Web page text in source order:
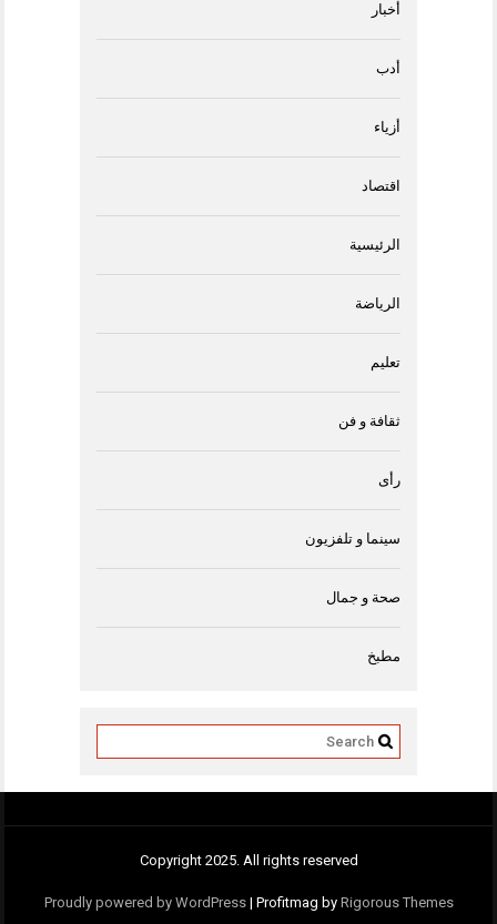
أخبار
أدب
أزياء
اقتصاد
الرئيسية
الرياضة
تعليم
ثقافة و فن
رأى
سينما و تلفزيون
صحة و جمال
مطبخ
Copyright 2025. All rights reserved
Proudly powered by WordPress | Profitmag by Rigorous Themes